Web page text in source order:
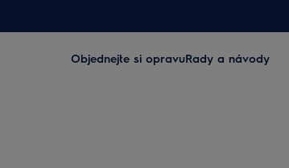
Objednejte si opravuRady a návody